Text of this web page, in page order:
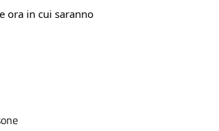
ora in cui saranno